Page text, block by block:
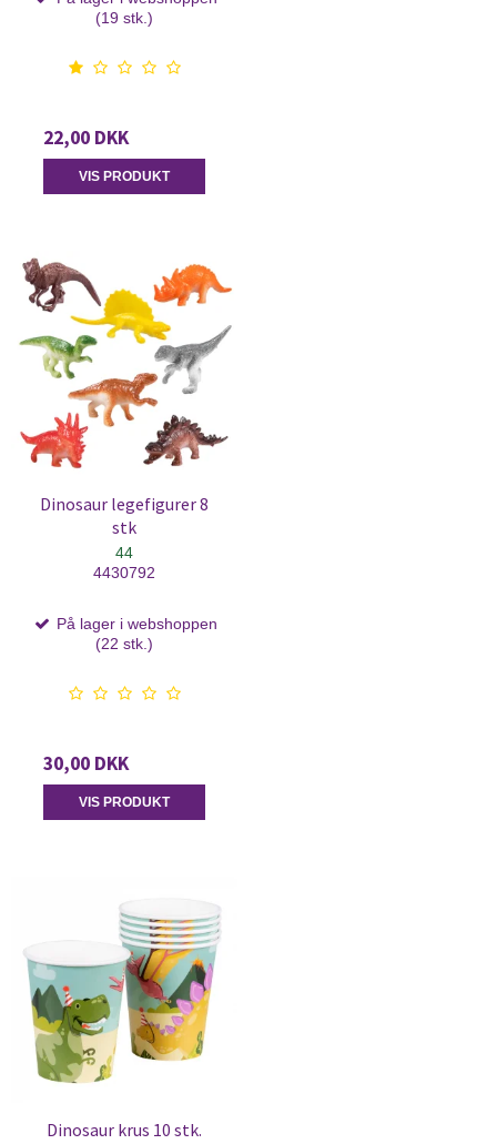
(19 stk.)
22,00 DKK
VIS PRODUKT
Dinosaur legefigurer 8
stk
44
4430792
På lager i webshoppen
(22 stk.)
30,00 DKK
VIS PRODUKT
Dinosaur krus 10 stk.